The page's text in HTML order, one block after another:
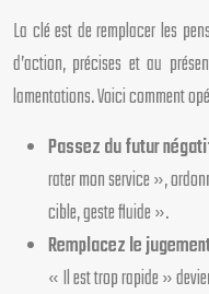
La clé est de remplacer les
d’action, précises et au
lamentations. Voici comment
Passez du futur
rater mon service »,
cible, geste fluide ».
Remplacez le
« Il est trop rapide »